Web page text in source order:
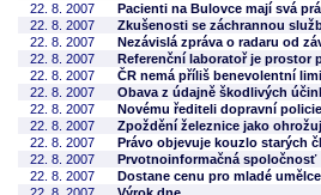
22. 8. 2007
Pacienti na Bulovce mají svá
22. 8. 2007
Zkušenosti se záchrannou
22. 8. 2007
Nezávislá zpráva o radaru od
22. 8. 2007
Referenční laboratoř je prostor
22. 8. 2007
ČR nemá příliš benevolentní
22. 8. 2007
Obava z údajně škodlivých
22. 8. 2007
Novému řediteli dopravní policie
22. 8. 2007
Zpoždění železnice jako
22. 8. 2007
Právo objevuje kouzlo starých
22. 8. 2007
Prvotnoinformačná spoločnosť
22. 8. 2007
Dostane cenu pro mladé